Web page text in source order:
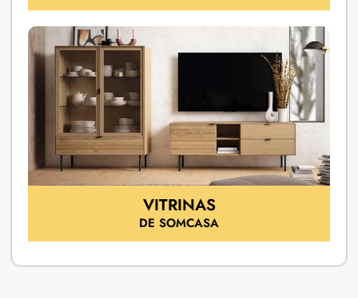
VITRINAS
DE SOMCASA